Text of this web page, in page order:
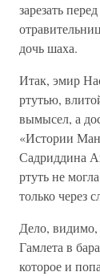
зарезать
дочь шаха.
Итак, эмир
ртутью,
вымысел, а
«Истории
Садриддина
ртуть не
только через
Дело,
Гамлета в
которое и